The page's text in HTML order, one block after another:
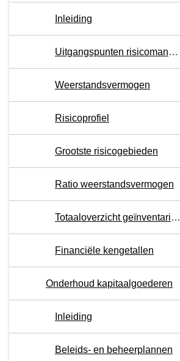
Inleiding
Uitgangspunten risicomanagement
Weerstandsvermogen
Risicoprofiel
Grootste risicogebieden
Ratio weerstandsvermogen
Totaaloverzicht geïnventariseerde risico's Programmabegroting 2024
Financiële kengetallen
Onderhoud kapitaalgoederen
Inleiding
Beleids- en beheerplannen